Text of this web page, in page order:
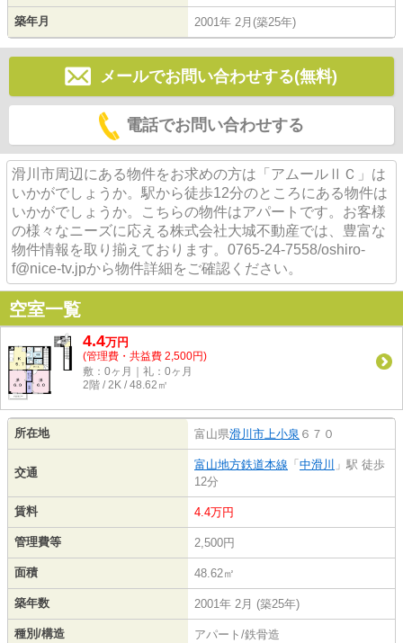
築年月 2001年 2月(築25年)
メールでお問い合わせする(無料)
電話でお問い合わせする
滑川市周辺にある物件をお求めの方は「アムールⅡＣ」は
いかがでしょうか。駅から徒歩12分のところにある物件は
いかがでしょうか。こちらの物件はアパートです。お客様
の様々なニーズに応える株式会社大城不動産では、豊富な
物件情報を取り揃えております。0765-24-7558/oshiro-
f@nice-tv.jpから物件詳細をご確認ください。
空室一覧
4.4万円
(管理費・共益費 2,500円)
敷：0ヶ月｜礼：0ヶ月
2階 / 2K / 48.62㎡
所在地 富山県滑川市上小泉 ６７０
交通
富山地方鉄道本線 「 中滑川 」駅 徒歩
12分
賃料 4.4万円
管理費等 2,500円
面積 48.62㎡
築年数 2001年 2月 (築25年)
種別/構造 アパート/鉄骨造